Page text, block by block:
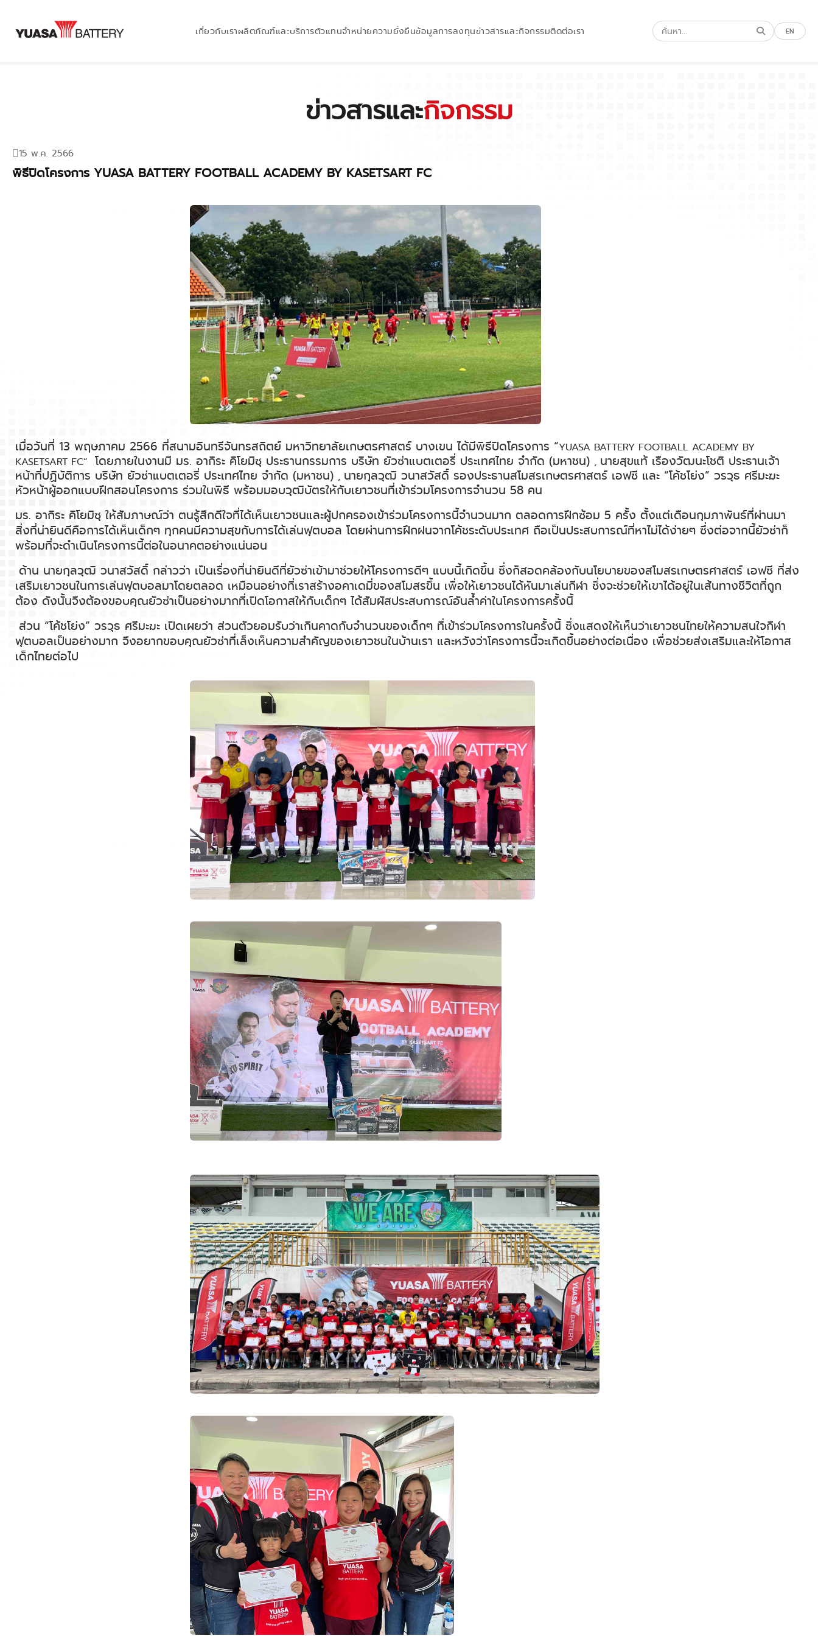
เกี่ยวกับเราผลิตภัณฑ์และบริการตัวแทนจำหน่ายความยั่งยืนข้อมูลการลงทุนข่าวสารและกิจกรรมติดต่อเรา EN
ข่าวสารและกิจกรรม
15 พ.ค. 2566
พิธีปิดโครงการ YUASA BATTERY FOOTBALL ACADEMY BY KASETSART FC
เมื่อวันที่ 13 พฤษภาคม 2566 ที่สนามอินทรีจันทรสถิตย์ มหาวิทยาลัยเกษตรศาสตร์ บางเขน ได้มีพิธีปิดโครงการ “YUASA BATTERY FOOTBALL ACADEMY BY
KASETSART FC” โดยภายในงานมี มร. อากิระ คิโยมิซุ ประธานกรรมการ บริษัท ยัวซ่าแบตเตอรี่ ประเทศไทย จำกัด (มหาชน) , นายสุขแท้ เรืองวัฒนะโชติ ประธานเจ้า
หน้าที่ปฏิบัติการ บริษัท ยัวซ่าแบตเตอรี่ ประเทศไทย จำกัด (มหาชน) , นายกุลวุฒิ วนาสวัสดิ์ รองประธานสโมสรเกษตรศาสตร์ เอฟซี และ “โค้ชโย่ง” วรวุธ ศรีมะฆะ
หัวหน้าผู้ออกแบบฝึกสอนโครงการ ร่วมในพิธี พร้อมมอบวุฒิบัตรให้กับเยาวชนที่เข้าร่วมโครงการจำนวน 58 คน
มร. อากิระ คิโยมิซุ ให้สัมภาษณ์ว่า ตนรู้สึกดีใจที่ได้เห็นเยาวชนและผู้ปกครองเข้าร่วมโครงการนี้จำนวนมาก ตลอดการฝึกซ้อม 5 ครั้ง ตั้งแต่เดือนกุมภาพันธ์ที่ผ่านมา
สิ่งที่น่ายินดีคือการได้เห็นเด็กๆ ทุกคนมีความสุขกับการได้เล่นฟุตบอล โดยผ่านการฝึกฝนจากโค้ชระดับประเทศ ถือเป็นประสบการณ์ที่หาไม่ได้ง่ายๆ ซึ่งต่อจากนี้ยัวซ่าก็
พร้อมที่จะดำเนินโครงการนี้ต่อในอนาคตอย่างแน่นอน
ด้าน นายกุลวุฒิ วนาสวัสดิ์ กล่าวว่า เป็นเรื่องที่น่ายินดีที่ยัวซ่าเข้ามาช่วยให้โครงการดีๆ แบบนี้เกิดขึ้น ซึ่งก็สอดคล้องกับนโยบายของสโมสรเกษตรศาสตร์ เอฟซี ที่ส่ง
เสริมเยาวชนในการเล่นฟุตบอลมาโดยตลอด เหมือนอย่างที่เราสร้างอคาเดมี่ของสโมสรขึ้น เพื่อให้เยาวชนได้หันมาเล่นกีฬา ซึ่งจะช่วยให้เขาได้อยู่ในเส้นทางชีวิตที่ถูก
ต้อง ดังนั้นจึงต้องขอบคุณยัวซ่าเป็นอย่างมากที่เปิดโอกาสให้กับเด็กๆ ได้สัมผัสประสบการณ์อันล้ำค่าในโครงการครั้งนี้
ส่วน “โค้ชโย่ง” วรวุธ ศรีมะฆะ เปิดเผยว่า ส่วนตัวยอมรับว่าเกินคาดกับจำนวนของเด็กๆ ที่เข้าร่วมโครงการในครั้งนี้ ซึ่งแสดงให้เห็นว่าเยาวชนไทยให้ความสนใจกีฬา
ฟุตบอลเป็นอย่างมาก จึงอยากขอบคุณยัวซ่าที่เล็งเห็นความสำคัญของเยาวชนในบ้านเรา และหวังว่าโครงการนี้จะเกิดขึ้นอย่างต่อเนื่อง เพื่อช่วยส่งเสริมและให้โอกาส
เด็กไทยต่อไป